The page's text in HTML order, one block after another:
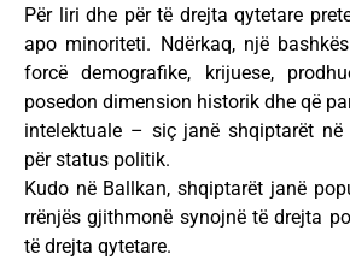
Për liri dhe për të drejta qytetare
apo minoriteti. Ndërkaq, një
forcë demografike, krijuese,
posedon dimension historik dhe që
intelektuale – siç janë shqiptarët
për status politik.
Kudo në Ballkan, shqiptarët janë
rrënjës gjithmonë synojnë të drejta
të drejta qytetare.